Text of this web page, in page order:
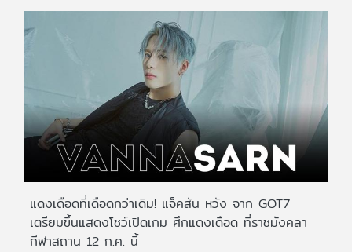
แดงเดือดที่เดือดกว่าเดิม! แจ็คสัน หวัง จาก GOT7
เตรียมขึ้นแสดงโชว์เปิดเกม ศึกแดงเดือด ที่ราชมังคลา
กีฬาสถาน 12 ก.ค. นี้